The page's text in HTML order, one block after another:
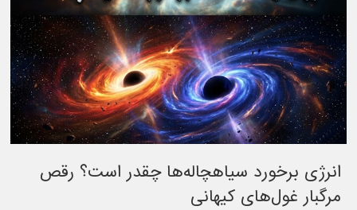
انرژی برخورد سیاهچاله‌ها چقدر است؟ رقص
مرگبار غول‌های کیهانی